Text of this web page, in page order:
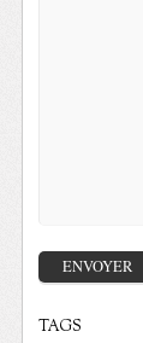
TAGS